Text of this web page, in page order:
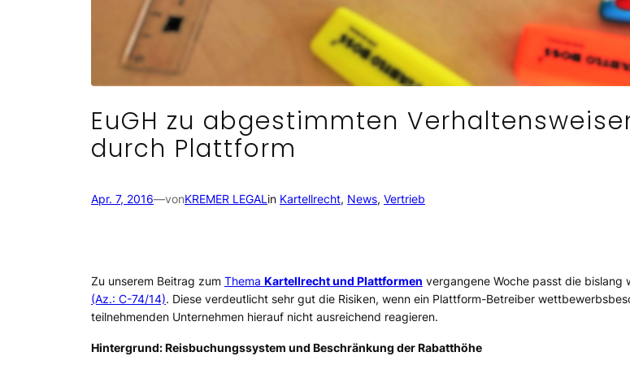
EuGH zu abgestimmten
durch Plattform
Apr. 7, 2016—vonKREMER LEGALin Kartellrecht, News, Vertrieb
Zu unserem Beitrag zum Thema Kartellrecht und Plattformen vergangene Woche passt die bislang
(Az.: C-74/14). Diese verdeutlicht sehr gut die Risiken, wenn ein Plattform-Betreiber
teilnehmenden Unternehmen hierauf nicht ausreichend reagieren.
Hintergrund: Reisbuchungssystem und Beschränkung der Rabatthöhe